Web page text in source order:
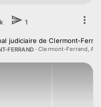
1
judiciaire de Clermont-
FERRAND·Clermont-Ferrand,